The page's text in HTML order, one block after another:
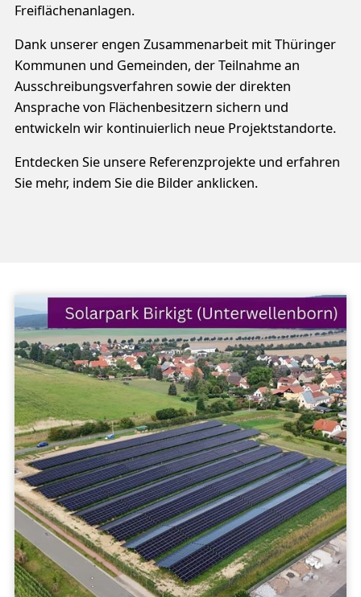
Freiflächenanlagen.
Dank unserer engen Zusammenarbeit mit Thüringer
Kommunen und Gemeinden, der Teilnahme an
Ausschreibungsverfahren sowie der direkten
Ansprache von Flächenbesitzern sichern und
entwickeln wir kontinuierlich neue Projektstandorte.
Entdecken Sie unsere Referenzprojekte und erfahren
Sie mehr, indem Sie die Bilder anklicken.